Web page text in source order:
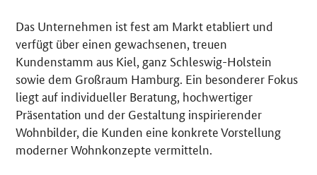
Das Unternehmen ist fest am Markt etabliert und
verfügt über einen gewachsenen, treuen
Kundenstamm aus Kiel, ganz Schleswig-Holstein
sowie dem Großraum Hamburg. Ein besonderer Fokus
liegt auf individueller Beratung, hochwertiger
Präsentation und der Gestaltung inspirierender
Wohnbilder, die Kunden eine konkrete Vorstellung
moderner Wohnkonzepte vermitteln.